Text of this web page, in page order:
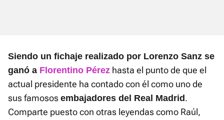
Siendo un fichaje realizado por Lorenzo Sanz se
ganó a Florentino Pérez hasta el punto de que el
actual presidente ha contado con él como uno de
sus famosos embajadores del Real Madrid .
Comparte puesto con otras leyendas como Raúl,